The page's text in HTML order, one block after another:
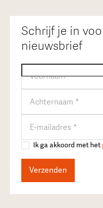
Schrijf je in
nieuwsbrief
Ik ga akkoord met het